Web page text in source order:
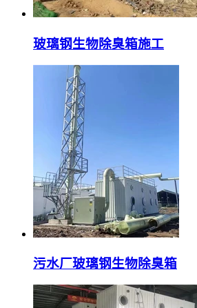
玻璃钢生物除臭箱施工
污水厂玻璃钢生物除臭箱